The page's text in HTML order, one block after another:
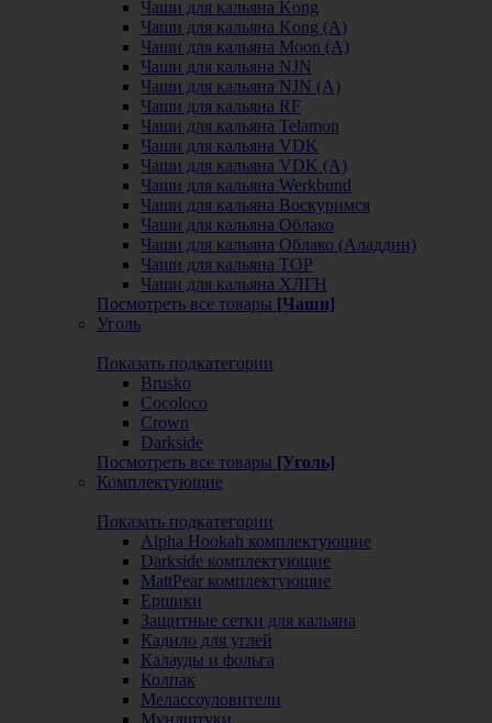
Чаши для кальяна Kong
Чаши для кальяна Kong (A)
Чаши для кальяна Moon (А)
Чаши для кальяна NJN
Чаши для кальяна NJN (А)
Чаши для кальяна RF
Чаши для кальяна Telamon
Чаши для кальяна VDK
Чаши для кальяна VDK (А)
Чаши для кальяна Werkbund
Чаши для кальяна Воскуримся
Чаши для кальяна Облако
Чаши для кальяна Облако (Аладдин)
Чаши для кальяна ТОР
Чаши для кальяна ХЛГН
Посмотреть все товары [Чаши]
Уголь
Показать подкатегории
Brusko
Cocoloco
Crown
Darkside
Посмотреть все товары [Уголь]
Комплектующие
Показать подкатегории
Alpha Hookah комплектующие
Darkside комплектующие
MattPear комплектующие
Ершики
Защитные сетки для кальяна
Кадило для углей
Калауды и фольга
Колпак
Мелассоуловители
Мундштуки